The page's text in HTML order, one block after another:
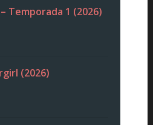
Temporada 1 (2026)
(2026)